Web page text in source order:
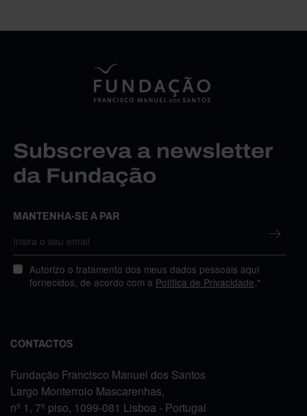
Subscreva a newsletter
da Fundação
MANTENHA-SE A PAR
Autorizo o tratamento dos meus dados pessoais aqui
fornecidos, de acordo com a Política de Privacidade .*
CONTACTOS
Fundação Francisco Manuel dos Santos
Largo Monterroio Mascarenhas,
nº 1, 7º piso, 1099-081 Lisboa - Portugal